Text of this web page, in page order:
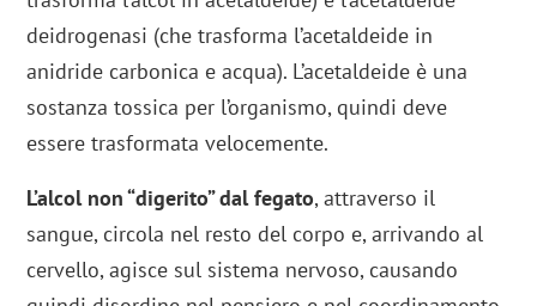
deidrogenasi (che trasforma l’acetaldeide in
anidride carbonica e acqua). L’acetaldeide è una
sostanza tossica per l’organismo, quindi deve
essere trasformata velocemente.
L’alcol non “digerito” dal fegato, attraverso il
sangue, circola nel resto del corpo e, arrivando al
cervello, agisce sul sistema nervoso, causando